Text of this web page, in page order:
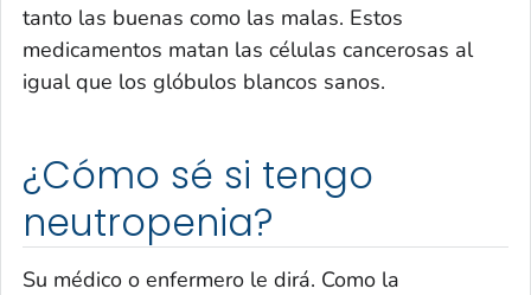
tanto las buenas como las malas. Estos
medicamentos matan las células cancerosas al
igual que los glóbulos blancos sanos.
¿Cómo sé si tengo
neutropenia?
Su médico o enfermero le dirá. Como la